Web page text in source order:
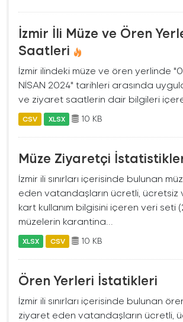
İzmir İli Müze ve Ören
Saatleri
İzmir ilindeki müze ve ören yerlinde
NİSAN 2024" tarihleri arasında
ve ziyaret saatlerin dair bilgileri
CSV XLSX 10 KB
Müze Ziyaretçi
İzmir ili sınırları içerisinde bulunan
eden vatandaşların ücretli, ücretsiz
kart kullanım bilgisini içeren veri seti
müzelerin karantina...
XLSX CSV 10 KB
Ören Yerleri İstatikleri
İzmir ili sınırları içerisinde bulunan
ziyaret eden vatandaşların ücretli,